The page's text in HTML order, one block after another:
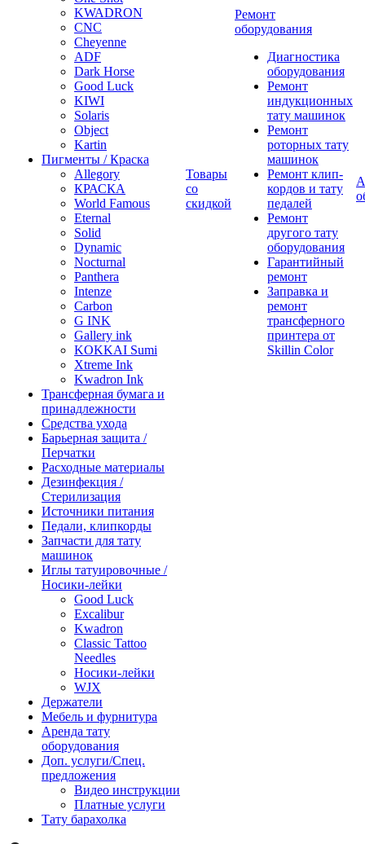
KWADRON
CNC
Cheyenne
ADF
Dark Horse
Good Luck
KIWI
Solaris
Object
Kartin
Пигменты / Краска
Allegory
КРАСКА
World Famous
Eternal
Solid
Dynamic
Nocturnal
Panthera
Intenze
Carbon
G INK
Gallery ink
KOKKAI Sumi
Xtreme Ink
Kwadron Ink
Трансферная бумага и
принадлежности
Средства ухода
Барьерная защита /
Перчатки
Расходные материалы
Дезинфекция /
Стерилизация
Источники питания
Педали, клипкорды
Запчасти для тату
машинок
Иглы татуировочные /
Носики-лейки
Good Luck
Excalibur
Kwadron
Classic Tattoo
Needles
Носики-лейки
WJX
Держатели
Мебель и фурнитура
Аренда тату
оборудования
Доп. услуги/Спец.
предложения
Видео инструкции
Платные услуги
Тату барахолка
Товары
со
скидкой
Ремонт
оборудования
Диагностика
оборудования
Ремонт
индукционных
тату машинок
Ремонт
роторных тату
машинок
Ремонт клип-
кордов и тату
педалей
Ремонт
другого тату
оборудования
Гарантийный
ремонт
Заправка и
ремонт
трансферного
принтера от
Skillin Color